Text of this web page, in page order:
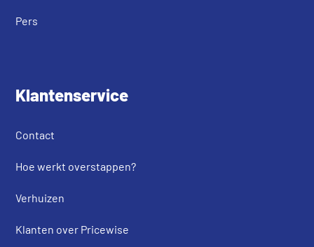
Pers
Klantenservice
Contact
Hoe werkt overstappen?
Verhuizen
Klanten over Pricewise